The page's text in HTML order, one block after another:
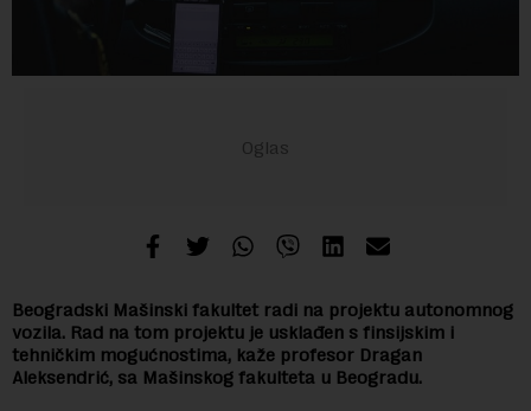
Beogradski Mašinski fakultet radi na projektu autonomnog
vozila. Rad na tom projektu je usklađen s finsijskim i
tehničkim mogućnostima, kaže profesor Dragan
Aleksendrić, sa Mašinskog fakulteta u Beogradu.